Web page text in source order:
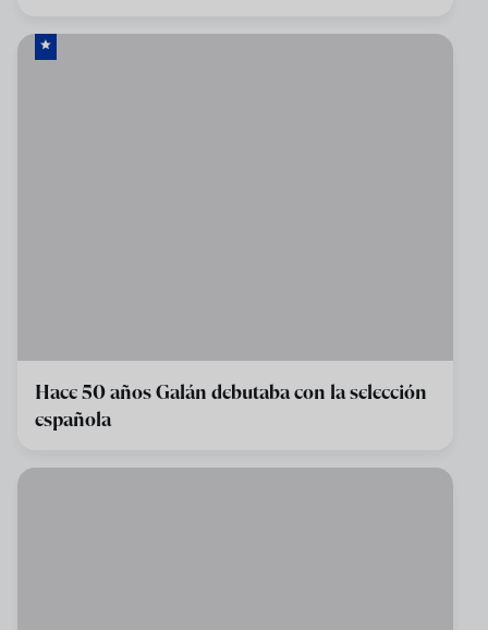
Hace 50 años Galán debutaba con la selección
española